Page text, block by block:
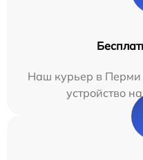
Наш курьер в Перми
устройство